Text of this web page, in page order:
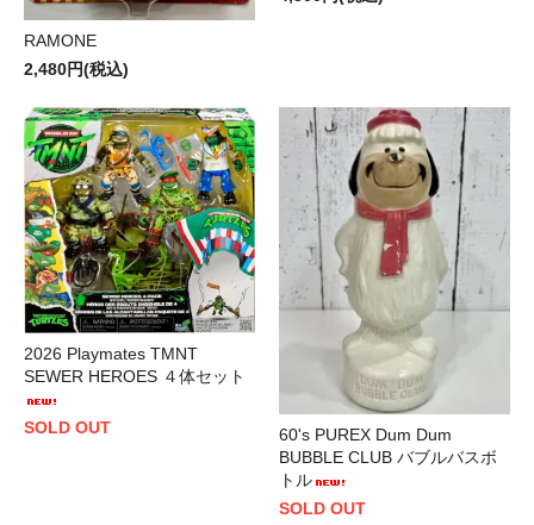
RAMONE
2,480円(税込)
2026 Playmates TMNT
SEWER HEROES ４体セット
SOLD OUT
60's PUREX Dum Dum
BUBBLE CLUB バブルバスボ
トル
SOLD OUT